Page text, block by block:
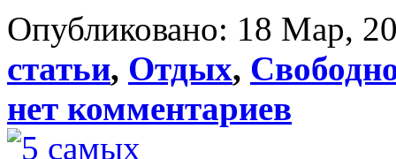
Опубликовано: 18 Мар,
статьи, Отдых,
нет комментариев